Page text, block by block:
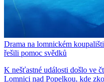
Drama na lomnickém
řešili pomoc svědků
K nešťastné události došlo ve
Lomnici nad Popelkou, kde